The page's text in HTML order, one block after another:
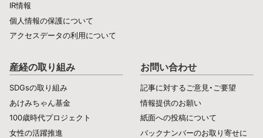
IR情報
個人情報の保護について
アクセスデータの利用について
産経の取り組み
SDGsの取り組み
あけみちゃん基金
100歳時代プロジェクト
女性の活躍推進
お問い合わせ
記事に対するご意見・ご要望
情報提供のお願い
紙面への投稿について
バックナンバーのお取り寄せに